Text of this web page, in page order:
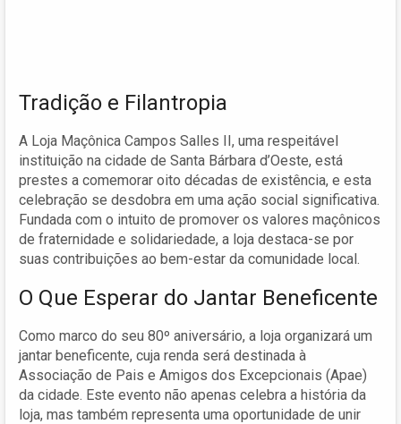
Tradição e Filantropia
A Loja Maçônica Campos Salles II, uma respeitável
instituição na cidade de Santa Bárbara d’Oeste, está
prestes a comemorar oito décadas de existência, e esta
celebração se desdobra em uma ação social significativa.
Fundada com o intuito de promover os valores maçônicos
de fraternidade e solidariedade, a loja destaca-se por
suas contribuições ao bem-estar da comunidade local.
O Que Esperar do Jantar Beneficente
Como marco do seu 80º aniversário, a loja organizará um
jantar beneficente, cuja renda será destinada à
Associação de Pais e Amigos dos Excepcionais (Apae)
da cidade. Este evento não apenas celebra a história da
loja, mas também representa uma oportunidade de unir